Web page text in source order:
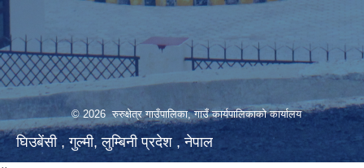
© 2026 रुरुक्षेत्र गाउँपालिका, गाउँ कार्यपालिकाको कार्यालय
घिउबेंसी , गुल्मी, लुम्बिनी प्रदेश , नेपाल